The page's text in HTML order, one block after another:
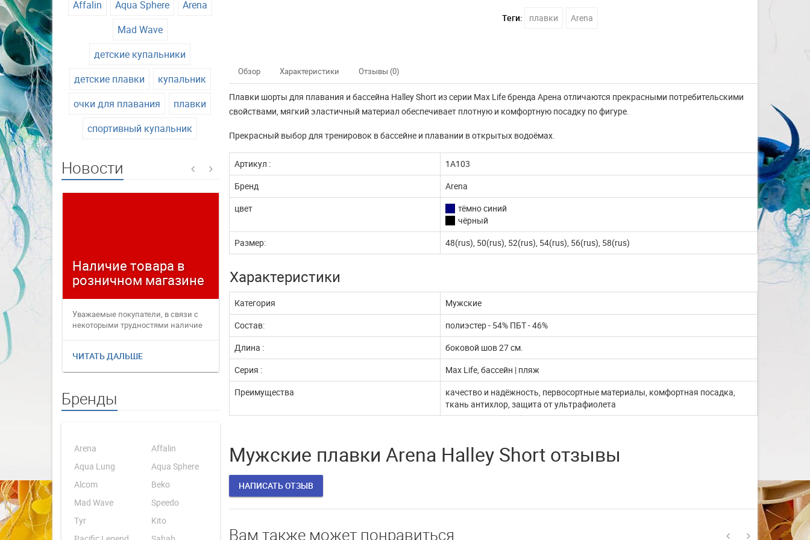
Affalin Aqua Sphere
Arena
Mad Wave
детские купальники
детские плавки
купальник
очки для плавания
плавки
спортивный купальник
Новости
Наличие товара в
розничном магазине
Уважаемые покупатели, в связи с
некоторыми трудностями наличие
ЧИТАТЬ ДАЛЬШЕ
платежи через ЮКассу
Уважаемые покупатели! В связи с
переоформлением документов,
электронные платежи через п...
ЧИТАТЬ ДАЛЬШЕ
В эти сложные дни, наш интернет
магазин продолжает работать. Мы с
удовольствием выпол...
Изготовление на заказ
Изготовление на заказ шапочек для
рисунком. ...
Бренды
Arena
Affalin
Aqua Lung
Aqua Sphere
Alcom
Beko
Mad Wave
Speedo
Tyr
Kito
Теги: плавки Arena
Обзор Характеристики Отзывы (0)
Плавки шорты для плавания и бассейна Halley Short из серии Max Life бренда Арена отличаются прекрасными потребительскими
свойствами, мягкий эластичный материал обеспечивает плотную и комфортную посадку по фигуре.
Прекрасный выбор для тренировок в бассейне и плавании в открытых водоёмах.
Артикул :
1A103
Бренд
Arena
цвет
тёмно синий
чёрный
Размер:
48(rus), 50(rus), 52(rus), 54(rus), 56(rus), 58(rus)
Характеристики
Категория
Мужские
Состав:
полиэстер - 54% ПБТ - 46%
Длина :
боковой шов 27 см.
Серия :
Max Life, бассейн | пляж
Преимущества
качество и надёжность, первосортные материалы, комфортная посадка,
ткань антихлор, защита от ультрафиолета
Мужские плавки Arena Halley Short отзывы
НАПИСАТЬ ОТЗЫВ
Вам также может понравиться